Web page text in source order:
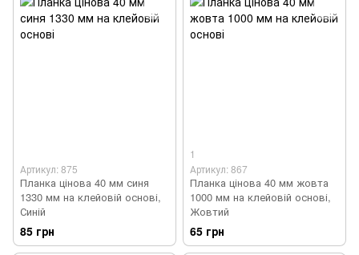
Артикул: 875
Планка цінова 40 мм синя
1330 мм на клейовій основі,
Синій
85 грн
1
Артикул: 867
Планка цінова 40 мм жовта
1000 мм на клейовій основі,
Жовтий
65 грн